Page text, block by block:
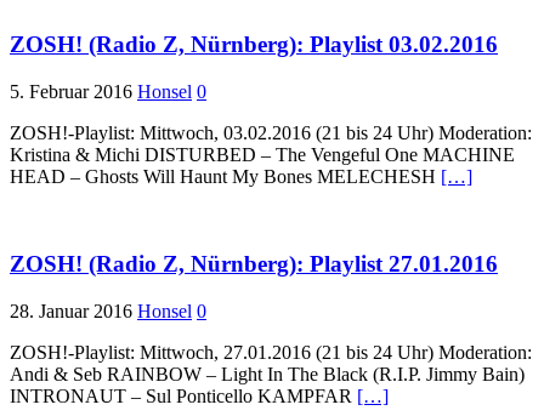
ZOSH! (Radio Z, Nürnberg): Playlist 03.02.2016
5. Februar 2016 Honsel 0
ZOSH!-Playlist: Mittwoch, 03.02.2016 (21 bis 24 Uhr) Moderation:
Kristina & Michi DISTURBED – The Vengeful One MACHINE
HEAD – Ghosts Will Haunt My Bones MELECHESH […]
ZOSH! (Radio Z, Nürnberg): Playlist 27.01.2016
28. Januar 2016 Honsel 0
ZOSH!-Playlist: Mittwoch, 27.01.2016 (21 bis 24 Uhr) Moderation:
Andi & Seb RAINBOW – Light In The Black (R.I.P. Jimmy Bain)
INTRONAUT – Sul Ponticello KAMPFAR […]